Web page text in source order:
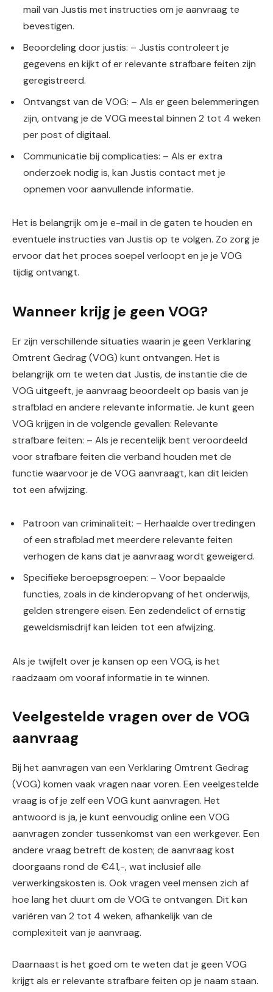
mail van Justis met instructies om je aanvraag te
bevestigen.
Beoordeling door justis: – Justis controleert je
gegevens en kijkt of er relevante strafbare feiten zijn
geregistreerd.
Ontvangst van de VOG: – Als er geen belemmeringen
zijn, ontvang je de VOG meestal binnen 2 tot 4 weken
per post of digitaal.
Communicatie bij complicaties: – Als er extra
onderzoek nodig is, kan Justis contact met je
opnemen voor aanvullende informatie.
Het is belangrijk om je e-mail in de gaten te houden en
eventuele instructies van Justis op te volgen. Zo zorg je
ervoor dat het proces soepel verloopt en je je VOG
tijdig ontvangt.
Wanneer krijg je geen VOG?
Er zijn verschillende situaties waarin je geen Verklaring
Omtrent Gedrag (VOG) kunt ontvangen. Het is
belangrijk om te weten dat Justis, de instantie die de
VOG uitgeeft, je aanvraag beoordeelt op basis van je
strafblad en andere relevante informatie. Je kunt geen
VOG krijgen in de volgende gevallen: Relevante
strafbare feiten: – Als je recentelijk bent veroordeeld
voor strafbare feiten die verband houden met de
functie waarvoor je de VOG aanvraagt, kan dit leiden
tot een afwijzing.
Patroon van criminaliteit: – Herhaalde overtredingen
of een strafblad met meerdere relevante feiten
verhogen de kans dat je aanvraag wordt geweigerd.
Specifieke beroepsgroepen: – Voor bepaalde
functies, zoals in de kinderopvang of het onderwijs,
gelden strengere eisen. Een zedendelict of ernstig
geweldsmisdrijf kan leiden tot een afwijzing.
Als je twijfelt over je kansen op een VOG, is het
raadzaam om vooraf informatie in te winnen.
Veelgestelde vragen over de VOG
aanvraag
Bij het aanvragen van een Verklaring Omtrent Gedrag
(VOG) komen vaak vragen naar voren. Een veelgestelde
vraag is of je zelf een VOG kunt aanvragen. Het
antwoord is ja, je kunt eenvoudig online een VOG
aanvragen zonder tussenkomst van een werkgever. Een
andere vraag betreft de kosten; de aanvraag kost
doorgaans rond de €41,-, wat inclusief alle
verwerkingskosten is. Ook vragen veel mensen zich af
hoe lang het duurt om de VOG te ontvangen. Dit kan
variëren van 2 tot 4 weken, afhankelijk van de
complexiteit van je aanvraag.
Daarnaast is het goed om te weten dat je geen VOG
krijgt als er relevante strafbare feiten op je naam staan.